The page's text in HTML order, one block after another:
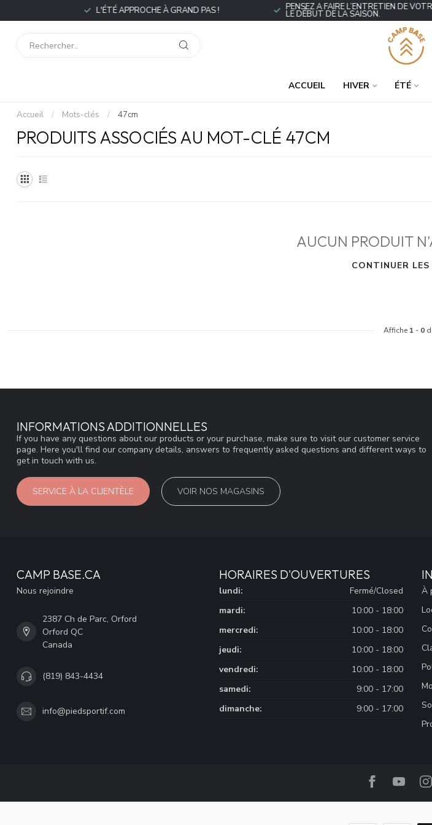
L'ÉTÉ APPROCHE À GRAND PAS ! PENSEZ À FAIRE L’ENTRETIEN DE VOTRE
LE DÉBUT DE LA SAISON.
ACCUEIL HIVER ÉTÉ
Accueil / Mots-clés / 47cm
PRODUITS ASSOCIÉS AU MOT-CLÉ 47CM
AUCUN PRODUIT
CONTINUER
Affiche 1 - 0
INFORMATIONS ADDITIONNELLES
If you have any questions about our products or your purchase, make sure to visit our customer service
page. Here you'll find our company details, answers to frequently asked questions and different ways to
get in touch with us.
SERVICE À LA CLIENTÈLE VOIR NOS MAGASINS
CAMP BASE.CA
Nous rejoindre
2387 Ch de Parc, Orford
Orford QC
Canada
(819) 843-4434
info@piedsportif.com
HORAIRES D'OUVERTURES
lundi:
Fermé/Closed
mardi:
10:00 - 18:00
mercredi:
10:00 - 18:00
jeudi:
10:00 - 18:00
vendredi:
10:00 - 18:00
samedi:
9:00 - 17:00
dimanche:
9:00 - 17:00
À